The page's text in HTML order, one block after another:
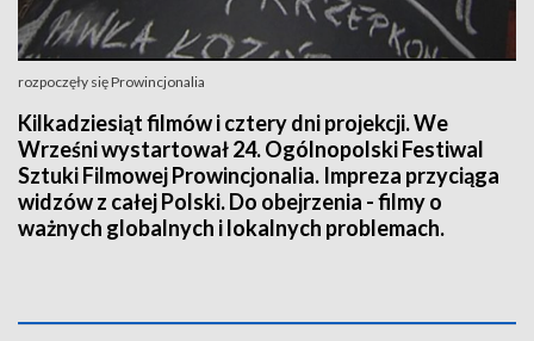
rozpoczęły się Prowincjonalia
Kilkadziesiąt filmów i cztery dni projekcji. We
Wrześni wystartował 24. Ogólnopolski Festiwal
Sztuki Filmowej Prowincjonalia. Impreza przyciąga
widzów z całej Polski. Do obejrzenia - filmy o
ważnych globalnych i lokalnych problemach.